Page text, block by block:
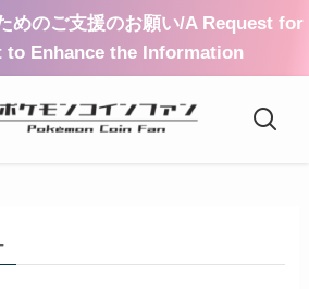
めのご支援のお願い/A Request for
to Enhance the Information